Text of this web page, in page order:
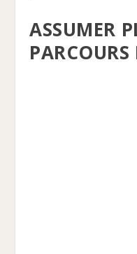
ASSUMER